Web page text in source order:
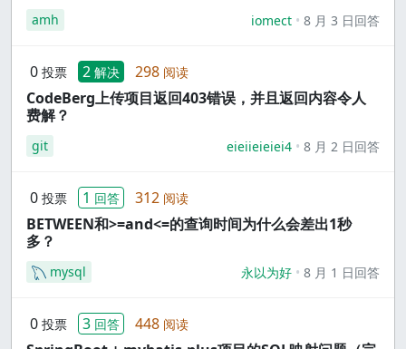
amh iomect 8 月 3 日回答
0 投票 2 解决 298 阅读
CodeBerg上传项目返回403错误，并且返回内容令人
费解？
git eieiieieiei4 8 月 2 日回答
0 投票 1 回答 312 阅读
BETWEEN和>=and<=的查询时间为什么会差出1秒
多？
mysql 永以为好 8 月 1 日回答
0 投票 3 回答 448 阅读